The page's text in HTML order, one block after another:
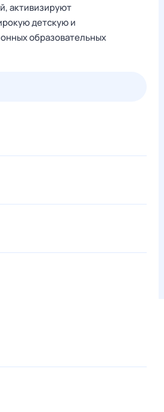
активизируют
детскую и
образовательных